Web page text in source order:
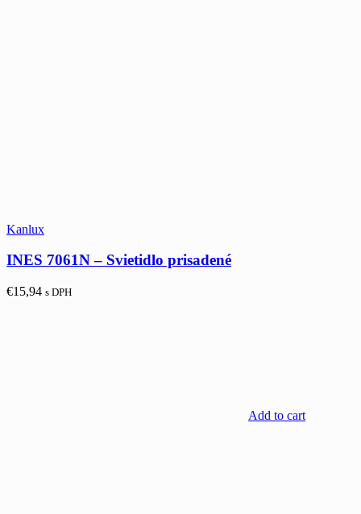
Kanlux
INES 7061N – Svietidlo prisadené
€15,94 s DPH
Add to cart